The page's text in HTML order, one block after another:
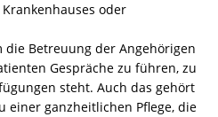
oder
die Betreuung der Angehörigen
Gespräche zu führen, zu
steht. Auch das gehört
einer ganzheitlichen Pflege, die